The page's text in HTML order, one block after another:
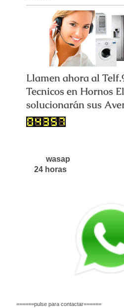
Llamen ahora al
Tecnicos en Hornos
solucionarán sus
wasap
24 horas
======pulse para contactar======